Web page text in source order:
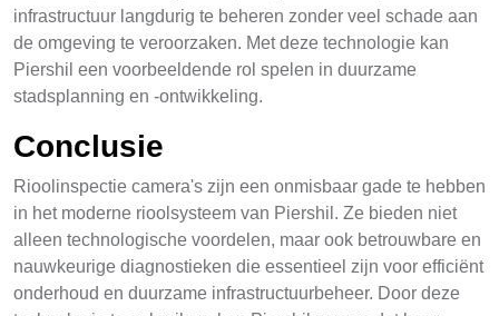
infrastructuur langdurig te beheren zonder veel schade aan
de omgeving te veroorzaken. Met deze technologie kan
Piershil een voorbeeldende rol spelen in duurzame
stadsplanning en -ontwikkeling.
Conclusie
Rioolinspectie camera's zijn een onmisbaar gade te hebben
in het moderne rioolsysteem van Piershil. Ze bieden niet
alleen technologische voordelen, maar ook betrouwbare en
nauwkeurige diagnostieken die essentieel zijn voor efficiënt
onderhoud en duurzame infrastructuurbeheer. Door deze